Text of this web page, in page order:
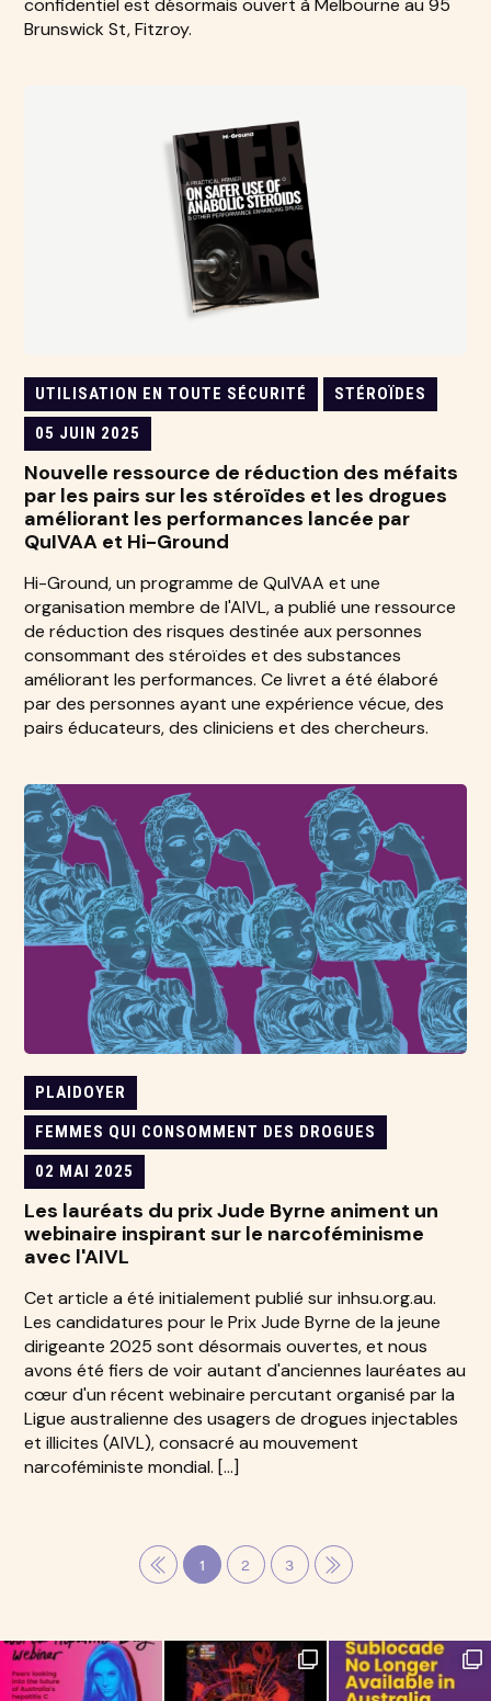
confidentiel est désormais ouvert à Melbourne au 95
Brunswick St, Fitzroy.
UTILISATION EN TOUTE SÉCURITÉ
STÉROÏDES
05 JUIN 2025
Nouvelle ressource de réduction des méfaits
par les pairs sur les stéroïdes et les drogues
améliorant les performances lancée par
QuIVAA et Hi-Ground
Hi-Ground, un programme de QuIVAA et une
organisation membre de l'AIVL, a publié une ressource
de réduction des risques destinée aux personnes
consommant des stéroïdes et des substances
améliorant les performances. Ce livret a été élaboré
par des personnes ayant une expérience vécue, des
pairs éducateurs, des cliniciens et des chercheurs.
PLAIDOYER
FEMMES QUI CONSOMMENT DES DROGUES
02 MAI 2025
Les lauréats du prix Jude Byrne animent un
webinaire inspirant sur le narcoféminisme
avec l'AIVL
Cet article a été initialement publié sur inhsu.org.au.
Les candidatures pour le Prix Jude Byrne de la jeune
dirigeante 2025 sont désormais ouvertes, et nous
avons été fiers de voir autant d'anciennes lauréates au
cœur d'un récent webinaire percutant organisé par la
Ligue australienne des usagers de drogues injectables
et illicites (AIVL), consacré au mouvement
narcoféministe mondial. […]
1 2 3